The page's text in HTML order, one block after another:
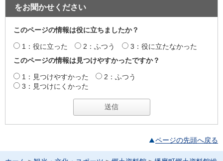
をお聞かせください
このページの情報は役に立ちましたか？
1：役に立った 2：ふつう
3：役に立たなかった
このページの情報は見つけやすかったですか？
1：見つけやすかった
2：ふつう
3：見つけにくかった
ページの先頭へ戻る